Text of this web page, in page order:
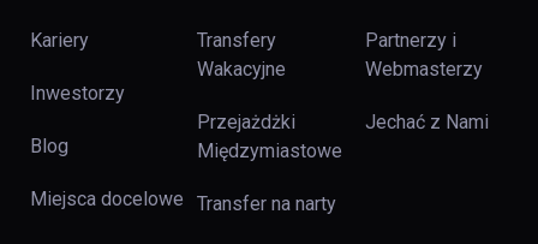
Kariery
Inwestorzy
Blog
Miejsca docelowe
Transfery
Wakacyjne
Przejażdżki
Międzymiastowe
Transfer na narty
Partnerzy i
Webmasterzy
Jechać z Nami